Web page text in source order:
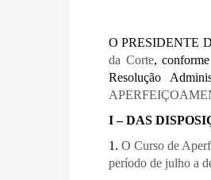
O PRESIDENTE
da Corte,
Resolução
I – DAS
1.O Curso de
período de julho a